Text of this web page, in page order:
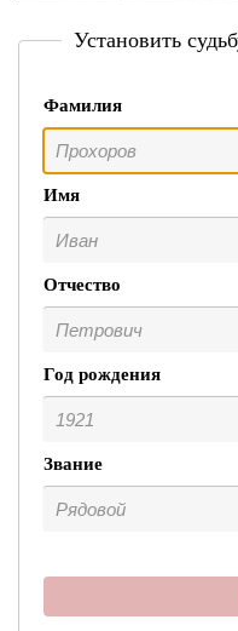
Установить
Фамилия
Имя
Отчество
Год рождения
Звание